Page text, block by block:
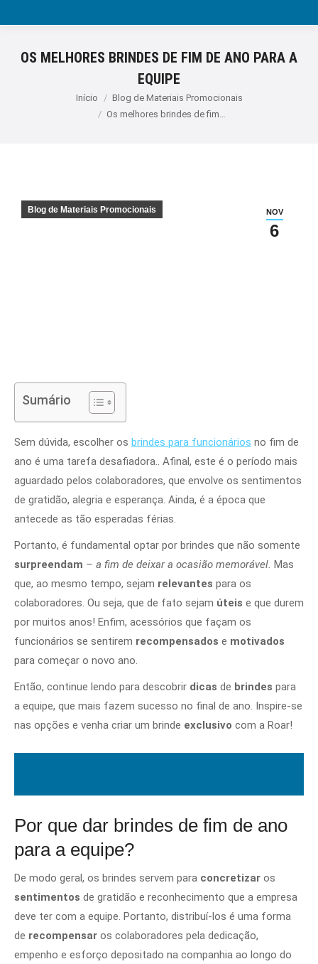
OS MELHORES BRINDES DE FIM DE ANO PARA A
EQUIPE
Você está aqui:Início
Blog de Materiais Promocionais
Os melhores brindes de fim…
NOV
6
Blog de Materiais Promocionais
Sumário
Sem dúvida, escolher os brindes para funcionários no fim de
ano é uma tarefa desafiadora.. Afinal, este é o período mais
aguardado pelos colaboradores, que envolve os sentimentos
de gratidão, alegria e esperança. Ainda, é a época que
antecede as tão esperadas férias.
Portanto, é fundamental optar por brindes que não somente
surpreendam – a fim de deixar a ocasião memorável. Mas
que, ao mesmo tempo, sejam relevantes para os
colaboradores. Ou seja, que de fato sejam úteis e que durem
por muitos anos! Enfim, acessórios que façam os
funcionários se sentirem recompensados e motivados
para começar o novo ano.
Então, continue lendo para descobrir dicas de brindes para
a equipe, que mais fazem sucesso no final de ano. Inspire-se
nas opções e venha criar um brinde exclusivo com a Roar!
Por que dar brindes de fim de ano
para a equipe?
De modo geral, os brindes servem para concretizar os
sentimentos de gratidão e reconhecimento que a empresa
deve ter com a equipe. Portanto, distribuí-los é uma forma
de recompensar os colaboradores pela dedicação,
empenho e esforço depositado na companhia ao longo do